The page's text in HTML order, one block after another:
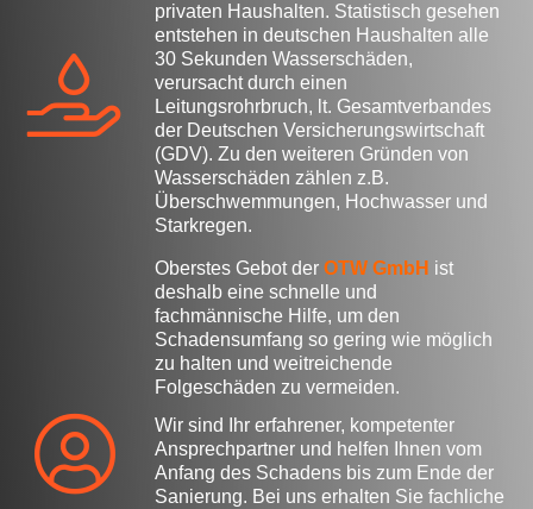
privaten Haushalten. Statistisch gesehen
entstehen in deutschen Haushalten alle
30 Sekunden Wasserschäden,
verursacht durch einen
Leitungsrohrbruch, lt. Gesamtverbandes
der Deutschen Versicherungswirtschaft
(GDV). Zu den weiteren Gründen von
Wasserschäden zählen z.B.
Überschwemmungen, Hochwasser und
Starkregen.
Oberstes Gebot der OTW GmbH ist
deshalb eine schnelle und
fachmännische Hilfe, um den
Schadensumfang so gering wie möglich
zu halten und weitreichende
Folgeschäden zu vermeiden.
Wir sind Ihr erfahrener, kompetenter
Ansprechpartner und helfen Ihnen vom
Anfang des Schadens bis zum Ende der
Sanierung. Bei uns erhalten Sie fachliche